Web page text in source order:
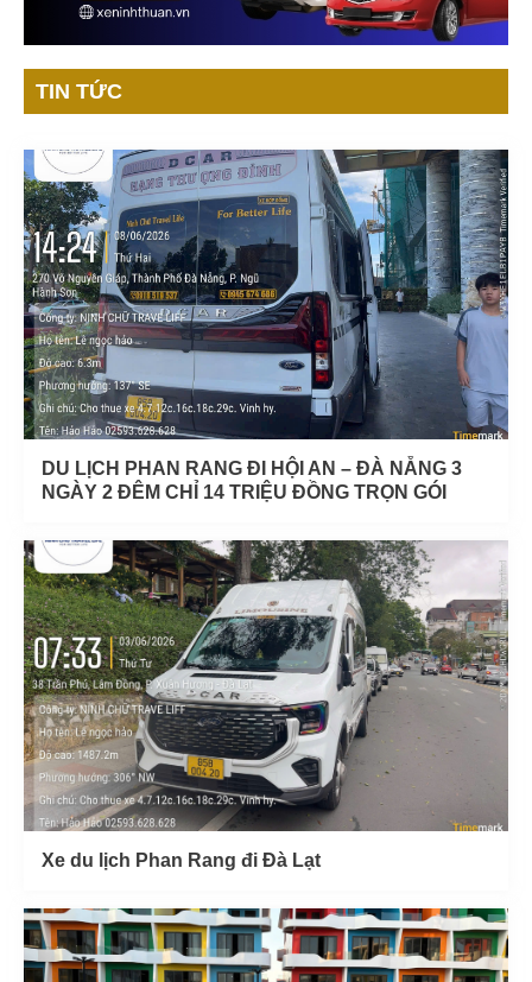
TIN TỨC
DU LỊCH PHAN RANG ĐI HỘI AN – ĐÀ NẴNG 3
NGÀY 2 ĐÊM CHỈ 14 TRIỆU ĐỒNG TRỌN GÓI
Xe du lịch Phan Rang đi Đà Lạt